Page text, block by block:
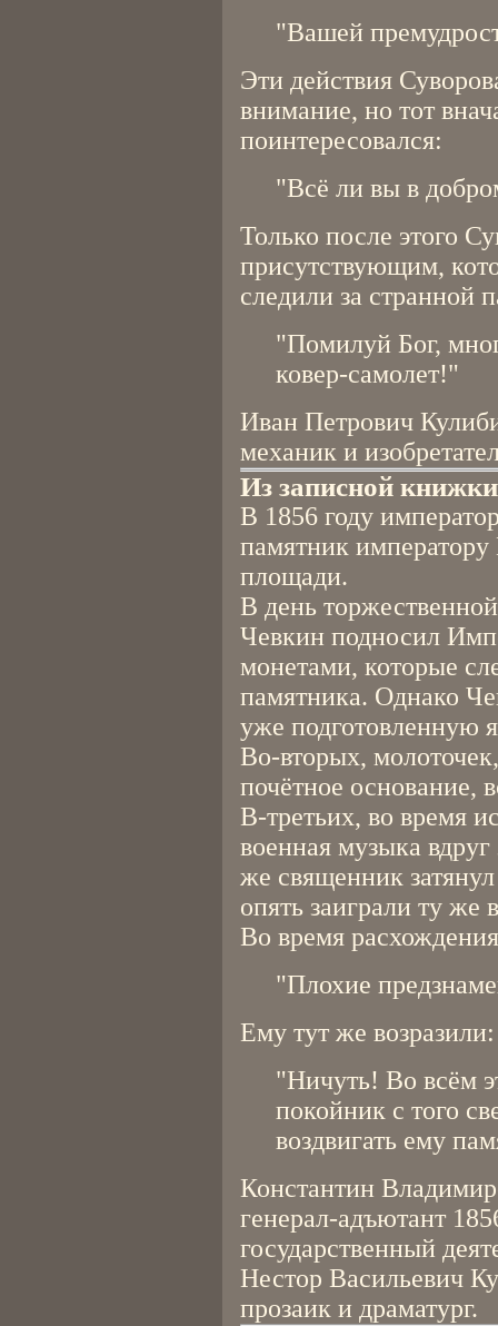
"Вашей
Эти действия
внимание, но тот
поинтересовался:
"Всё ли вы в
Только после этого
присутствующим,
следили за странной
"Помилуй Бог,
ковер-самолет!"
Иван Петрович
механик и
Из записной
В 1856 году
памятник
площади.
В день
Чевкин подносил
монетами, которые
памятника. Однако
уже подготовленную
Во-вторых,
почётное основание,
В-третьих, во время
военная музыка
же священник
опять заиграли ту же
Во время
"Плохие
Ему тут же возразили:
"Ничуть! Во всём
покойник с того
воздвигать ему
Константин
генерал-адъютант
государственный
Нестор Васильевич
прозаик и драматург.